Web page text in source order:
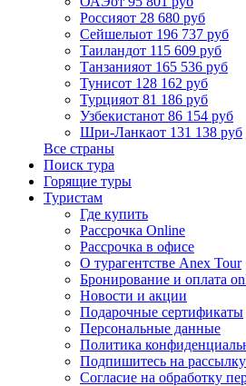
Россияот 28 680 руб
Сейшелыот 196 737 руб
Таиландот 115 609 руб
Танзанияот 165 536 руб
Тунисот 128 162 руб
Турцияот 81 186 руб
Узбекистанот 86 154 руб
Шри-Ланкаот 131 138 руб
Все страны
Поиск тура
Горящие туры
Туристам
Где купить
Рассрочка Online
Рассрочка в офисе
О турагентстве Anex Tour
Бронирование и оплата
Новости и акции
Подарочные сертификаты
Персональные данные
Политика
Подпишитесь на рассылку
Согласие на обработку